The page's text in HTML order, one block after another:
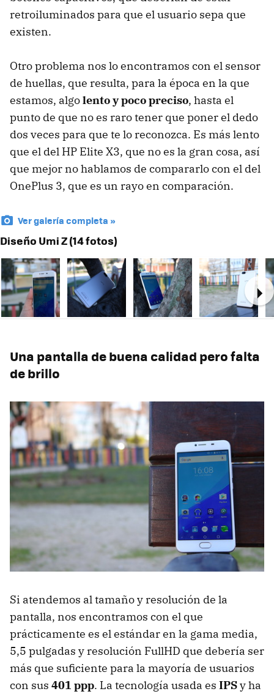
retroiluminados para que el usuario sepa que
existen.
Otro problema nos lo encontramos con el sensor
de huellas, que resulta, para la época en la que
estamos, algolento y poco preciso, hasta el
punto de que no es raro tener que poner el dedo
dos veces para que te lo reconozca. Es más lento
que el del HP Elite X3, que no es la gran cosa, así
que mejor no hablamos de compararlo con el del
OnePlus 3, que es un rayo en comparación.
Ver galería completa »
Diseño Umi Z (14 fotos)
Una pantalla de buena calidad pero falta
de brillo
Si atendemos al tamaño y resolución de la
pantalla, nos encontramos con el que
prácticamente es el estándar en la gama media,
5,5 pulgadas y resolución FullHD que debería ser
más que suficiente para la mayoría de usuarios
con sus 401 ppp. La tecnología usada es IPSy ha